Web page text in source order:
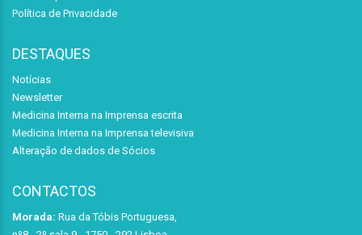
Política de Privacidade
DESTAQUES
Notícias
Newsletter
Medicina Interna na Imprensa escrita
Medicina Interna na Imprensa televisiva
Alteração de dados de Sócios
CONTACTOS
Morada: Rua da Tóbis Portuguesa,